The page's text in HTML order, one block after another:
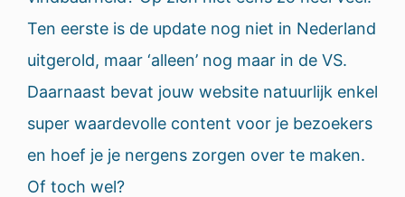
Ten eerste is de update nog niet in Nederland
uitgerold, maar ‘alleen’ nog maar in de VS.
Daarnaast bevat jouw website natuurlijk enkel
super waardevolle content voor je bezoekers
en hoef je je nergens zorgen over te maken.
Of toch wel?